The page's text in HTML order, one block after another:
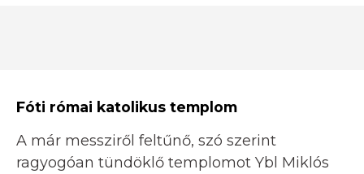
Fóti római katolikus templom
A már messziről feltűnő, szó szerint
ragyogóan tündöklő templomot Ybl Miklós